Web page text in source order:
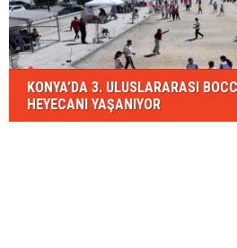
KONYA’DA 3. ULUSLARARASI
HEYECANI YAŞANIYOR